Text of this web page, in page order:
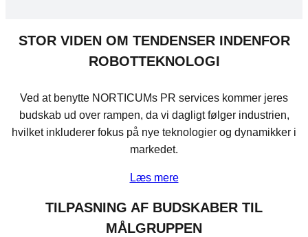
STOR VIDEN OM TENDENSER INDENFOR
ROBOTTEKNOLOGI
Ved at benytte NORTICUMs PR services kommer jeres
budskab ud over rampen, da vi dagligt følger industrien,
hvilket inkluderer fokus på nye teknologier og dynamikker i
markedet.
Læs mere
TILPASNING AF BUDSKABER TIL
MÅLGRUPPEN